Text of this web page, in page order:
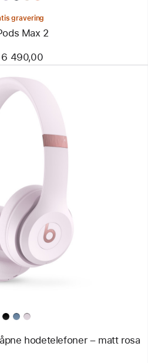
gravering
Max 2
6 490,00
Beats Solo 4
–
trådløse
åpne
hodetelefoner
–
matt
rosa
hodetelefoner – matt rosa